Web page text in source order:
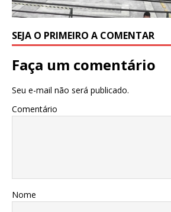
SEJA O PRIMEIRO A COMENTAR
Faça um comentário
Seu e-mail não será publicado.
Comentário
Nome